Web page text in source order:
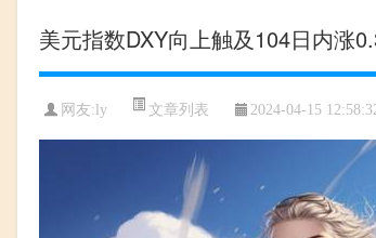
美元指数DXY向上触及104日内涨
网友: ly 文章列表 2024-04-15